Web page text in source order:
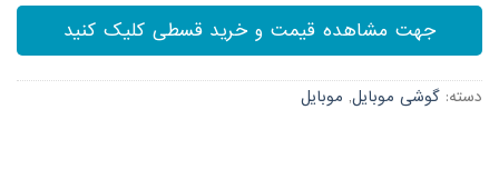
جهت مشاهده قیمت و خرید قسطی کلیک کنید
دسته: گوشی موبایل, موبایل